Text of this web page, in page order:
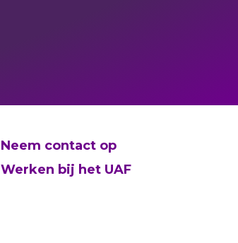
Neem contact op
Werken bij het UAF